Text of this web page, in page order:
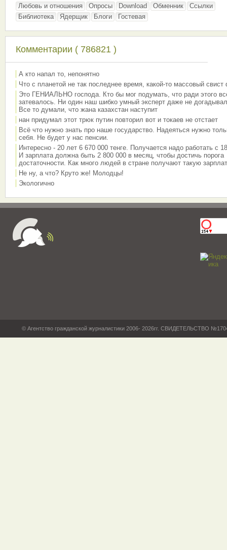
Любовь и отношения
Опросы Download Обменник
Ссылки
Библиотека
Ядерщик Блоги Гостевая
Комментарии ( 786821 )
А кто напал то, непонятно
Что с планетой не так последнее время, какой-то массовый свист
Это ГЕНИАЛЬНО господа. Кто бы мог подумать, что ради этого
затевалось. Ни один наш шибко умный эксперт даже не
Все то думали, что жана казахстан наступит
нан придумал этот трюк путин повторил вот и токаев не отстает
Всё что нужно знать про наше государство. Надеяться нужно
себя. Не будет у нас пенсии.
Интересно - 20 лет 6 670 000 тенге. Получается надо работать с
И зарплата должна быть 2 800 000 в месяц, чтобы достичь порога
достаточности. Как много людей в стране получают такую
Не ну, а что? Круто же! Молодцы!
Экологично
© Агентство гражданской журналистики 2006- 2026гг. СВИДЕТЕЛЬСТВО